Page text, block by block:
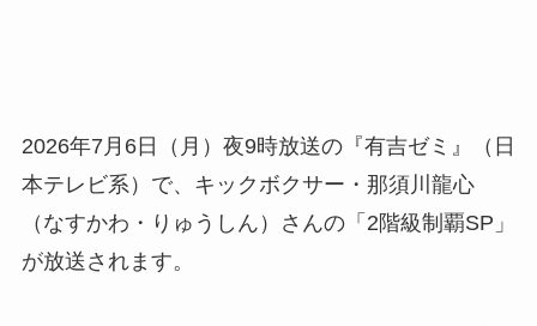
2026年7月6日（月）夜9時放送の『有吉ゼミ』（日
本テレビ系）で、キックボクサー・那須川龍心
（なすかわ・りゅうしん）さんの「2階級制覇SP」
が放送されます。